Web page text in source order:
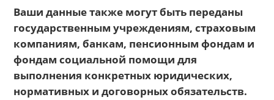
Ваши данные также могут быть переданы
государственным учреждениям, страховым
компаниям, банкам, пенсионным фондам и
фондам социальной помощи для
выполнения конкретных юридических,
нормативных и договорных обязательств.